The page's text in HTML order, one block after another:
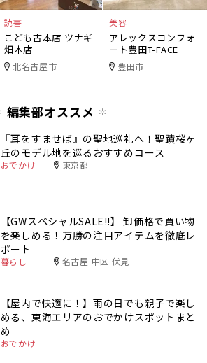
読書
こども古本店 ツナギ
畑本店
北名古屋市
美容
アレックスコンフォ
ート豊田T-FACE
豊田市
編集部オススメ
『耳をすませば』の聖地巡礼へ！聖蹟桜ヶ
丘のモデル地を巡るおすすめコース
おでかけ 東京都
【GWスペシャルSALE‼︎】 卸価格で買い物
を楽しめる！万勝の注目アイテムを徹底レ
ポート
暮らし 名古屋 中区 伏見
【屋内で快適に！】雨の日でも親子で楽し
める、東海エリアのおでかけスポットまと
め
おでかけ